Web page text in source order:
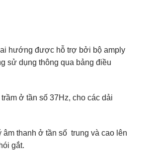
hướng được hỗ trợ bởi bộ amply
sử dụng thông qua bảng điều
ở tần số 37Hz, cho các dải
thanh ở tần số trung và cao lên
gắt.